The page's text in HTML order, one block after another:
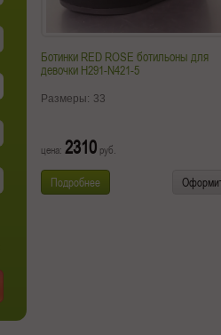
Ботинки RED ROSE ботильоны для
девочки H291-N421-5
Размеры: 33
цена: 2310 руб.
Подробнее